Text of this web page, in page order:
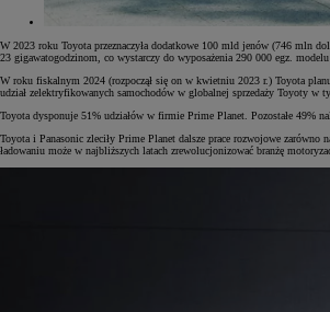
Od81 900 zł
Yaris Cross
W 2023 roku Toyota przeznaczyła dodatkowe 100 mld jenów (746 mln
23 gigawatogodzinom, co wystarczy do wyposażenia 290 000 egz.
W roku fiskalnym 2024 (rozpoczął się on w kwietniu 2023 r.) Toyota
udział zelektryfikowanych samochodów w globalnej sprzedaży Toyoty w
Toyota dysponuje 51% udziałów w firmie Prime Planet. Pozostałe 49%
Toyota i Panasonic zleciły Prime Planet dalsze prace rozwojowe
ładowaniu może w najbliższych latach zrewolucjonizować branżę